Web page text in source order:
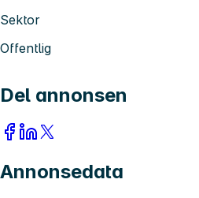
Sektor
Offentlig
Del annonsen
Annonsedata